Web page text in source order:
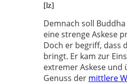
[lz]
Demnach soll
eine strenge Askese
Doch er begriff, dass
bringt. Er kam zur
extremer Askese
Genuss der mittlere